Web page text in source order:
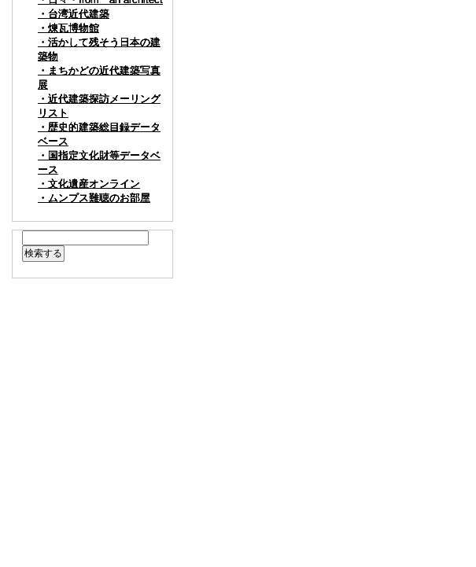
・台湾近代建築
・煉瓦博物館
・活かして残そう日本の建
築物
・まちかどの近代建築写真
展
・近代建築探訪メーリング
リスト
・歴史的建築総目録データ
ベース
・国指定文化財等データベ
ース
・文化遺産オンライン
・ムンプス難聴のお部屋
・台湾近代建築
・煉瓦博物館
・活かして残そう日本の建
築物
・まちかどの近代建築写真
展
・近代建築探訪メーリング
リスト
・歴史的建築総目録データ
ベース
・国指定文化財等データベ
ース
・文化遺産オンライン
・ムンプス難聴のお部屋
・台湾近代建築
・煉瓦博物館
・活かして残そう日本の建
築物
・まちかどの近代建築写真
展
・近代建築探訪メーリング
リスト
・歴史的建築総目録データ
ベース
・国指定文化財等データベ
ース
・文化遺産オンライン
・ムンプス難聴のお部屋
・台湾近代建築
・煉瓦博物館
・活かして残そう日本の建
築物
・まちかどの近代建築写真
展
・近代建築探訪メーリング
リスト
・歴史的建築総目録データ
ベース
・国指定文化財等データベ
ース
・文化遺産オンライン
・ムンプス難聴のお部屋